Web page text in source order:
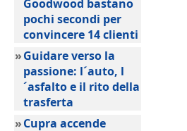
Goodwood bastano
pochi secondi per
convincere 14 clienti
»Guidare verso la
passione: l´auto, l
´asfalto e il rito della
trasferta
»Cupra accende